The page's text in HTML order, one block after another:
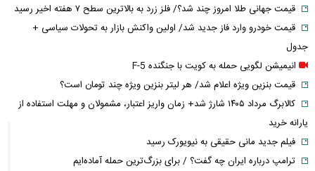
قیمت جهانی طلا امروز چند شد؟/ فلز زرد به بالاترین سطح ۷ هفته اخیر رسید
قیمت خودرو وارد فاز جدید شد/ اولین واکنش بازار به تحولات سیاسی +
جدول
انیمیشن لگویی حمله به کویت با جنگنده F-5
قیمت بنزین ویژه اعلام شد/ هر لیتر بنزین ویژه چند تومان است؟
کالابرگ مرداد ۱۴۰۵ شارژ شد+ زمان واریز اعتبار، مشمولان و مهلت استفاده از
یارانه خرید
فیلم جدید مانی حقیقی به نیویورک رسید
ترامپ درباره ایران چه گفت؟ / برای بزرگ‌ترین حمله آماده‌ایم